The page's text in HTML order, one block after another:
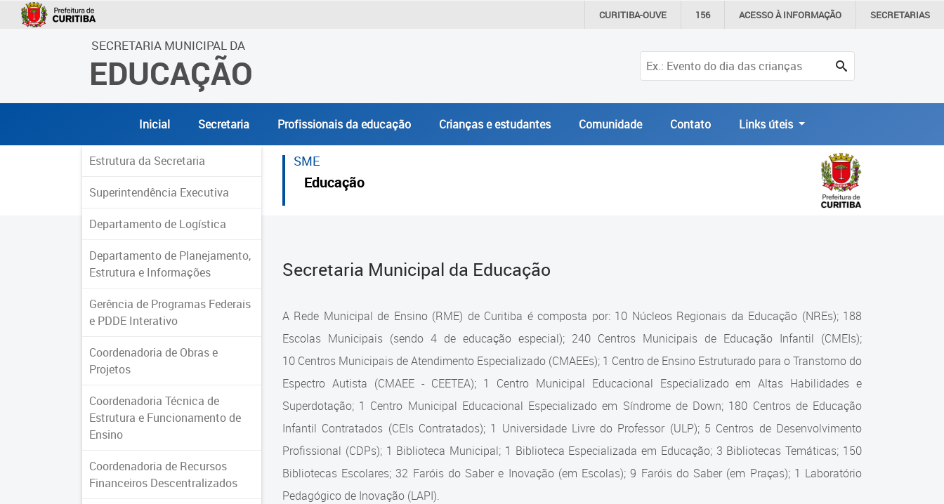
CURITIBA-OUVE 156 ACESSO ÀINFORMAÇÃO SECRETARIAS
SECRETARIA MUNICIPAL DA
EDUCAÇÃO
Inicial Secretaria Profissionais da educação Crianças e estudantes Comunidade Contato Links úteis
Estrutura da Secretaria
Superintendência Executiva
Departamento de Logística
Departamento de Planejamento,
Estrutura e Informações
Gerência de Programas Federais
e PDDE Interativo
Coordenadoria de Obras e
Projetos
Coordenadoria Técnica de
Estrutura e Funcionamento de
Ensino
Coordenadoria de Recursos
Financeiros Descentralizados
SME
Educação
Secretaria Municipal da Educação
A Rede Municipal de Ensino (RME) de Curitiba é composta por: 10 Núcleos Regionais da Educação (NREs); 188
Escolas Municipais (sendo 4 de educação especial); 240 Centros Municipais de Educação Infantil (CMEIs);
10 Centros Municipais de Atendimento Especializado (CMAEEs); 1 Centro de Ensino Estruturado para o Transtorno do
Espectro Autista (CMAEE - CEETEA); 1 Centro Municipal Educacional Especializado em Altas Habilidades e
Superdotação; 1 Centro Municipal Educacional Especializado em Síndrome de Down; 180 Centros de Educação
Infantil Contratados (CEIs Contratados); 1 Universidade Livre do Professor (ULP); 5 Centros de Desenvolvimento
Profissional (CDPs); 1 Biblioteca Municipal; 1 Biblioteca Especializada em Educação; 3 Bibliotecas Temáticas; 150
Bibliotecas Escolares; 32 Faróis do Saber e Inovação (em Escolas); 9 Faróis do Saber (em Praças); 1 Laboratório
Pedagógico de Inovação (LAPI).